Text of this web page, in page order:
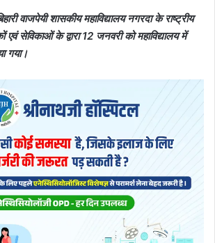
वाजपेयी शासकीय महाविद्यालय नगरदा के राष्ट्रीय
सेविकाओं के द्वारा 12 जनवरी को महाविद्यालय में
गया।